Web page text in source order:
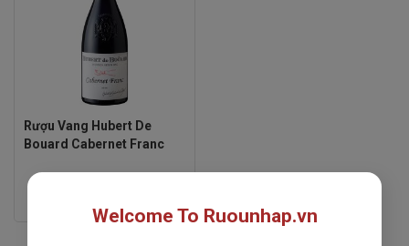
Rượu Vang Hubert De
Bouard Cabernet Franc
690,000
Welcome To Ruounhap.vn